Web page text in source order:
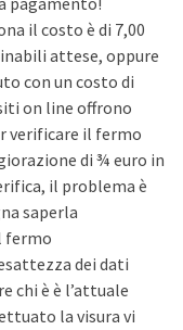
il costo è di 7,00
attese, oppure
con un costo di
on line offrono
verificare il fermo
di ¾ euro in
il problema è
saperla
fermo
dei dati
chi è è l’attuale
la visura vi